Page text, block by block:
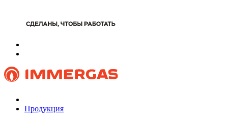
Продукция